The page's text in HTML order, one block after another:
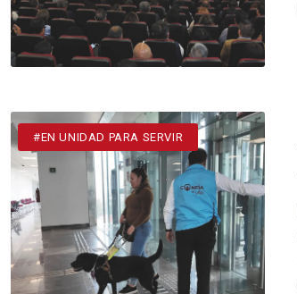
#DESTACADOS
#EN UNIDAD PARA SERVIR